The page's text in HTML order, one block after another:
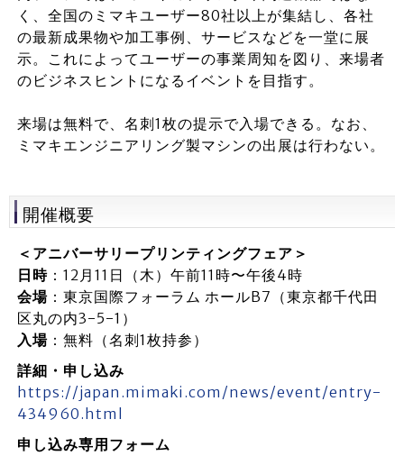
く、全国のミマキユーザー80社以上が集結し、各社
の最新成果物や加工事例、サービスなどを一堂に展
示。これによってユーザーの事業周知を図り、来場者
のビジネスヒントになるイベントを目指す。
来場は無料で、名刺1枚の提示で入場できる。なお、
ミマキエンジニアリング製マシンの出展は行わない。
開催概要
＜アニバーサリープリンティングフェア＞
日時：12月11日（木）午前11時〜午後4時
会場：東京国際フォーラム ホールB7（東京都千代田
区丸の内3-5-1）
入場：無料（名刺1枚持参）
詳細・申し込み
https://japan.mimaki.com/news/event/entry-
434960.html
申し込み専用フォーム